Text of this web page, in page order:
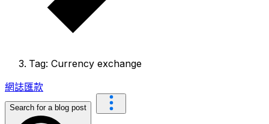
Tag: Currency exchange
網誌匯款
Search for a blog post